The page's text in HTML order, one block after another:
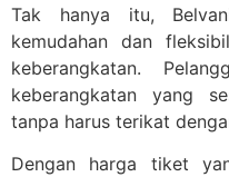
Tak hanya itu,
kemudahan dan
keberangkatan.
keberangkatan yang
tanpa harus terikat
Dengan harga tiket